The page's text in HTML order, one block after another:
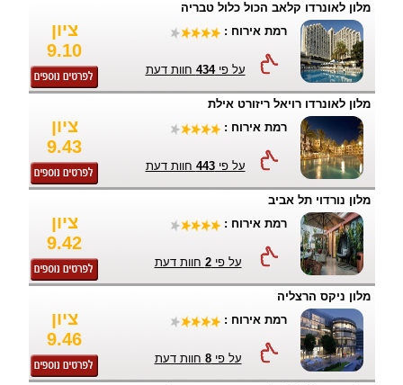
מלון לאונרדו קלאב הכול כלול טבריה
ציון
9.10
רמת אירוח :
על פי434 חוות דעת
מלון לאונרדו רויאל ריזורט אילת
ציון
9.43
רמת אירוח :
על פי443 חוות דעת
מלון נורדוי תל אביב
ציון
9.42
רמת אירוח :
על פי2 חוות דעת
מלון ניקס הרצליה
ציון
9.46
רמת אירוח :
על פי8 חוות דעת